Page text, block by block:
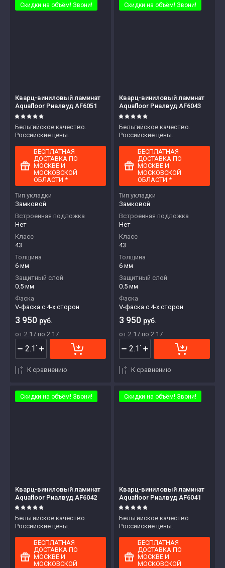
Скидки на объём! Звони!
Кварц-виниловый ламинат
Aquafloor Риалвуд AF6051
Бельгийское качество.
Российские цены.
БЕСПЛАТНАЯ
ДОСТАВКА ПО
МОСКВЕ И
МОСКОВСКОЙ
ОБЛАСТИ *
Тип укладки
Замковой
Встроенная подложка
Нет
Класс
43
Толщина
6 мм
Защитный слой
0.5 мм
Фаска
V-фаска с 4-х сторон
3 950 руб.
от 2.17 по 2.17
К сравнению
Скидки на объём! Звони!
Кварц-виниловый ламинат
Aquafloor Риалвуд AF6043
Бельгийское качество.
Российские цены.
БЕСПЛАТНАЯ
ДОСТАВКА ПО
МОСКВЕ И
МОСКОВСКОЙ
ОБЛАСТИ *
Тип укладки
Замковой
Встроенная подложка
Нет
Класс
43
Толщина
6 мм
Защитный слой
0.5 мм
Фаска
V-фаска с 4-х сторон
3 950 руб.
от 2.17 по 2.17
К сравнению
Скидки на объём! Звони!
Кварц-виниловый ламинат
Aquafloor Риалвуд AF6042
Бельгийское качество.
Российские цены.
БЕСПЛАТНАЯ
ДОСТАВКА ПО
МОСКВЕ И
МОСКОВСКОЙ
Скидки на объём! Звони!
Кварц-виниловый ламинат
Aquafloor Риалвуд AF6041
Бельгийское качество.
Российские цены.
БЕСПЛАТНАЯ
ДОСТАВКА ПО
МОСКВЕ И
МОСКОВСКОЙ